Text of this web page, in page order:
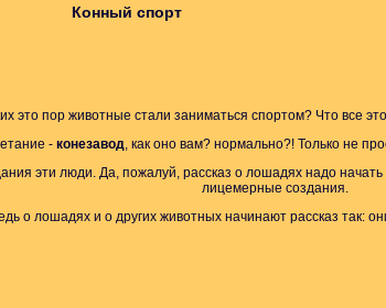
Конный спорт
это пор животные стали заниматься спортом? Что все
- конезавод, как оно вам? нормально?! Только не
эти люди. Да, пожалуй, рассказ о лошадях надо
лицемерные создания.
о лошадях и о других животных начинают рассказ так: